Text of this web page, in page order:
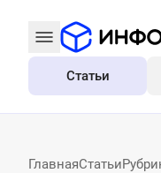
Все
Статьи
ГлавнаяСтатьи